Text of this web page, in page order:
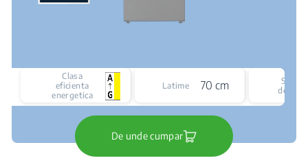
Clasa
eficienta
energetica
Latime 70 cm
Sistem
de
De unde cumpar